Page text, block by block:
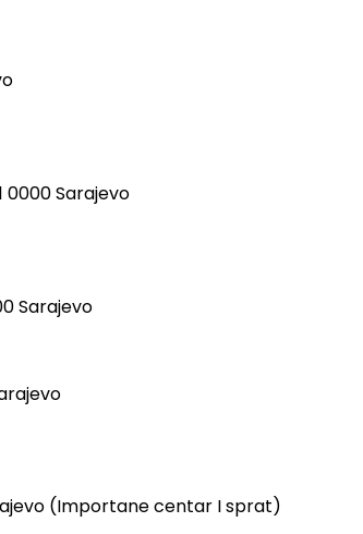
0000 Sarajevo
Sarajevo
(Importane centar I sprat)